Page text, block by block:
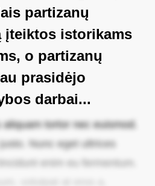
partizanų
įteiktos istorikams
o partizanų
prasidėjo
darbai...
tortor nec euismod.
Nunc eget ultrices